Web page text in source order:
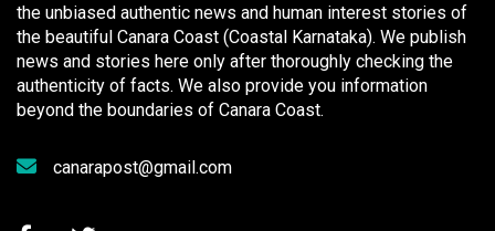
the unbiased authentic news and human interest stories of
the beautiful Canara Coast (Coastal Karnataka). We publish
news and stories here only after thoroughly checking the
authenticity of facts. We also provide you information
beyond the boundaries of Canara Coast.
canarapost@gmail.com